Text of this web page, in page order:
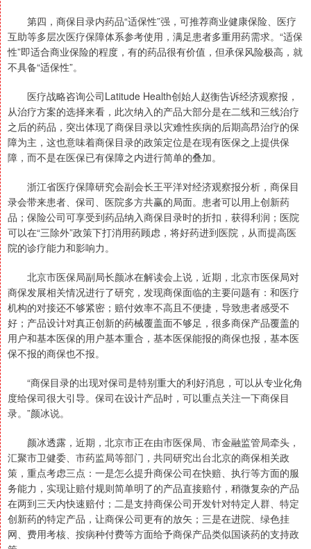
第四，商保目录内药品“适保性”强，可推荐商业健康保险、医疗
互助等多层次医疗保障体系参考使用，满足患者多重用药需求。“适保
性”即适合商业保险的程度，有的药品很有价值，但承保风险极高，就
不具备“适保性”。
医疗战略咨询公司Latitude Health创始人赵衡告诉经济观察报，
从治疗方案的选择来看，此次纳入的产品大部分是在二线和三线治疗
之后的药品，突出体现了商保目录以灾难性疾病的后期高昂治疗的保
障为主，这也意味着商保目录的政策定位是在现有医保之上提供保
障，而不是在医保已有保障之内进行简单的叠加。
浙江省医疗保障研究会副会长王平洋对经济观察报分析，商保目
录会带来患者、保司、医院多方共赢的局面。患者可以用上创新药
品；保险公司可享受到药品纳入商保目录时的折扣，获得利润；医院
可以在“三除外”政策下打消用药顾虑，将好药进到医院，从而提高医
院的诊疗能力和影响力。
北京市医保局副局长颜冰在解读会上说，近期，北京市医保局对
商保发展相关情况进行了研究，发现商保面临的主要问题有：和医疗
机构的对接还不够紧密；赔付效率不高且不便捷，导致患者感受不
好；产品设计对真正创新的药械覆盖面不够足，很多商保产品覆盖的
用户和基本医保的用户基本重合，基本医保能报的商保也报，基本医
保不报的商保也不报。
“商保目录的出现对保司是特别重大的利好消息，可以从专业化角
度给保司很大引导。保司在设计产品时，可以重点关注一下商保目
录。”颜冰说。
颜冰透露，近期，北京市正在由市医保局、市金融监管局牵头，
汇聚市卫健委、市药监局等部门，共同研究出台北京的商保相关政
策，重点考虑三点：一是怎么提升商保公司在快赔、执行等方面的服
务能力，实现让赔付规则简单明了的产品直接赔付，稍微复杂的产品
在两到三天内快速赔付；二是支持商保公司开发针对特定人群、特定
创新药的特定产品，让商保公司更有的放矢；三是在进院、绿色挂
网、费用考核、按病种付费等方面给予商保产品类似国谈药的支持政